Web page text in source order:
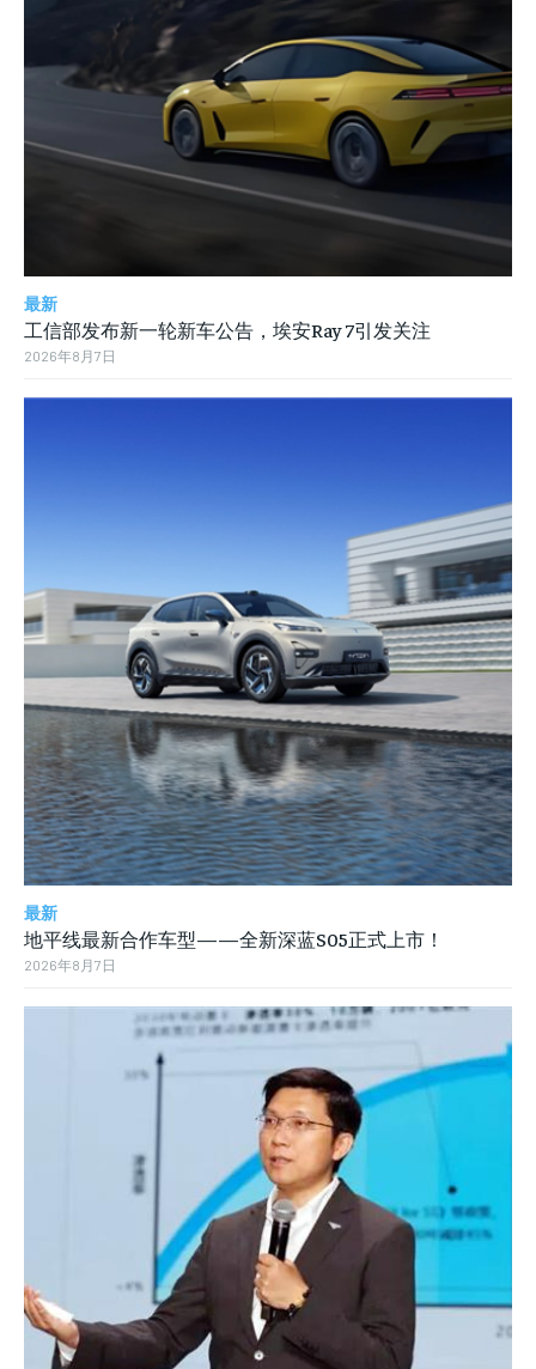
最新
工信部发布新一轮新车公告，埃安Ray 7引发关注
2026年8月7日
最新
地平线最新合作车型——全新深蓝S05正式上市！
2026年8月7日